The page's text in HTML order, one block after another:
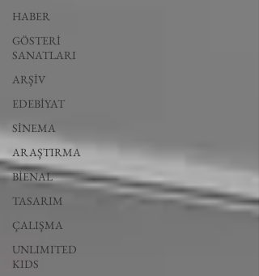
HABER
GÖSTERİ
SANATLARI
ARŞİV
EDEBİYAT
SİNEMA
ARAŞTIRMA
BİENAL
TASARIM
ÇALIŞMA
UNLIMITED
KIDS